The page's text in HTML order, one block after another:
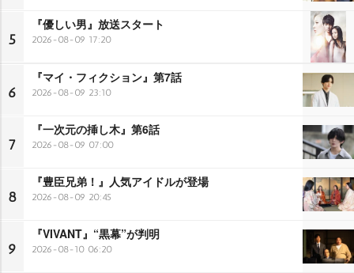
5
『優しい男』放送スタート
2026-08-09 17:20
6
『マイ・フィクション』第7話
2026-08-09 23:10
7
『一次元の挿し木』第6話
2026-08-09 07:00
8
『豊臣兄弟！』人気アイドルが登場
2026-08-09 20:45
9
『VIVANT』“黒幕”が判明
2026-08-10 06:20